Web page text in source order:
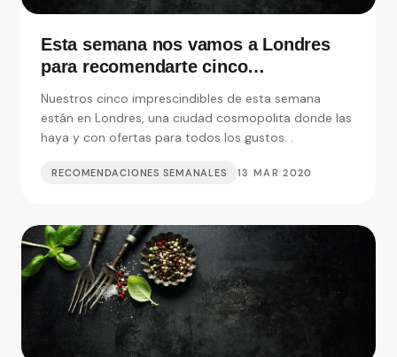
Esta semana nos vamos a Londres
para recomendarte cinco
imprescindibles
Nuestros cinco imprescindibles de esta semana
están en Londres, una ciudad cosmopolita donde las
haya y con ofertas para todos los gustos. .
RECOMENDACIONES SEMANALES 13 MAR 2020